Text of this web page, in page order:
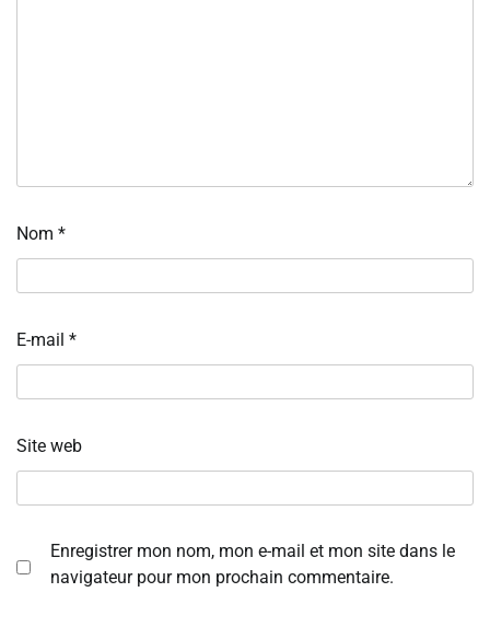
Nom *
E-mail *
Site web
Enregistrer mon nom, mon e-mail et mon site dans le
navigateur pour mon prochain commentaire.